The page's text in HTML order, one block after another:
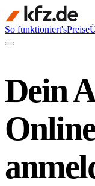
So funktioniert'sPreise
Dein
Online